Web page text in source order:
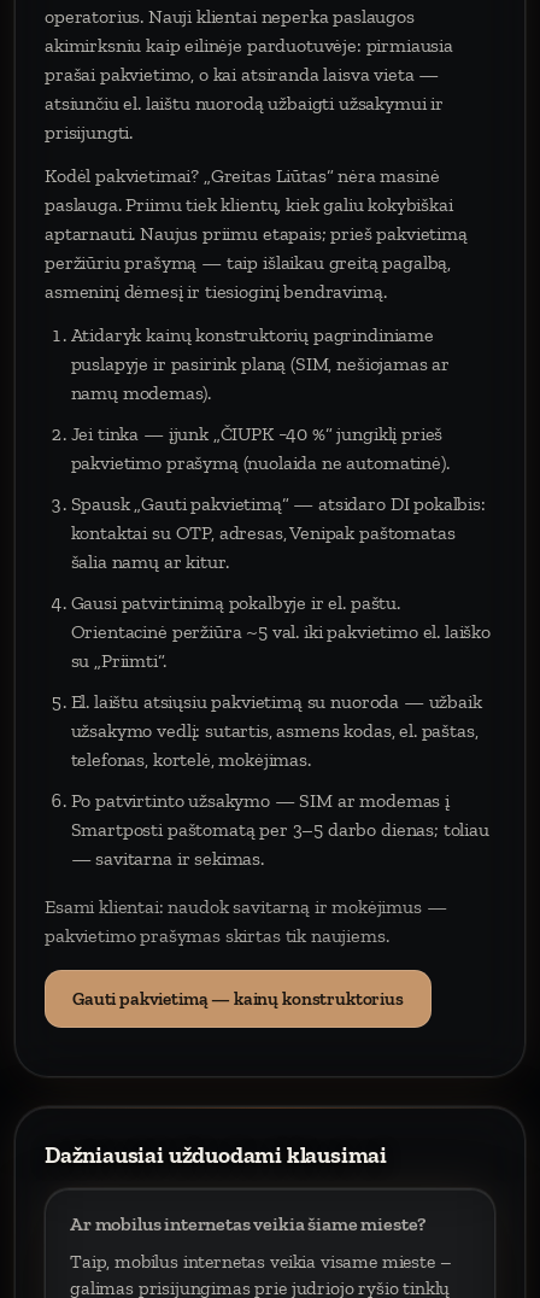
operatorius. Nauji klientai neperka paslaugos
akimirksniu kaip eilinėje parduotuvėje: pirmiausia
prašai pakvietimo, o kai atsiranda laisva vieta —
atsiunčiu el. laištu nuorodą užbaigti užsakymui ir
prisijungti.
Kodėl pakvietimai? „Greitas Liūtas“ nėra masinė
paslauga. Priimu tiek klientų, kiek galiu kokybiškai
aptarnauti. Naujus priimu etapais; prieš pakvietimą
peržiūriu prašymą — taip išlaikau greitą pagalbą,
asmeninį dėmesį ir tiesioginį bendravimą.
Atidaryk kainų konstruktorių pagrindiniame
puslapyje ir pasirink planą (SIM, nešiojamas ar
namų modemas).
Jei tinka — įjunk „ČIUPK −40 %“ jungiklį prieš
pakvietimo prašymą (nuolaida ne automatinė).
Spausk „Gauti pakvietimą“ — atsidaro DI pokalbis:
kontaktai su OTP, adresas, Venipak paštomatas
šalia namų ar kitur.
Gausi patvirtinimą pokalbyje ir el. paštu.
Orientacinė peržiūra ~5 val. iki pakvietimo el. laiško
su „Priimti“.
El. laištu atsiųsiu pakvietimą su nuoroda — užbaik
užsakymo vedlį: sutartis, asmens kodas, el. paštas,
telefonas, kortelė, mokėjimas.
Po patvirtinto užsakymo — SIM ar modemas į
Smartposti paštomatą per 3–5 darbo dienas; toliau
— savitarna ir sekimas.
Esami klientai: naudok savitarną ir mokėjimus —
pakvietimo prašymas skirtas tik naujiems.
Gauti pakvietimą — kainų konstruktorius
Dažniausiai užduodami klausimai
Ar mobilus internetas veikia šiame mieste?
Taip, mobilus internetas veikia visame mieste –
galimas prisijungimas prie judriojo ryšio tinklų